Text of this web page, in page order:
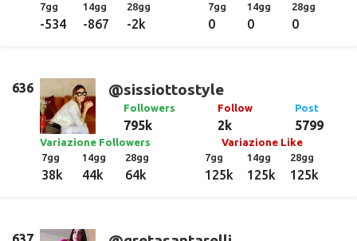
7gg
-534
14gg
-867
28gg
-2k
7gg
0
14gg
0
28gg
0
636 @sissiottostyle
Followers
795k
Follow
2k
Post
5799
Variazione Followers
7gg
38k
14gg
44k
28gg
64k
Variazione Like
7gg
125k
14gg
125k
28gg
125k